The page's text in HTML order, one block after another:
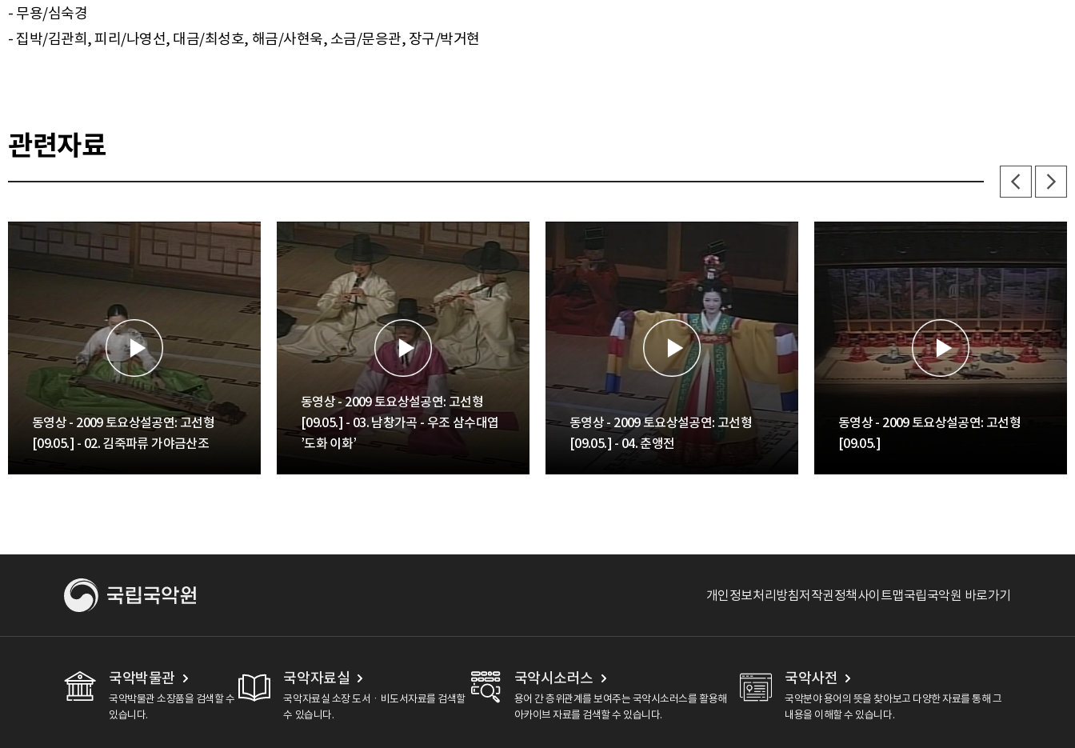
- 무용/심숙경
- 집박/김관희, 피리/나영선, 대금/최성호, 해금/사현욱, 소금/문응관, 장구/박거현
관련자료
동영상 - 2009 토요상설공연: 고선형
[09.05.] - 02. 김죽파류 가야금산조
동영상 - 2009 토요상설공연: 고선형
[09.05.] - 03. 남창가곡 - 우조 삼수대엽
’도화 이화’
동영상 - 2009 토요상설공연: 고선형
[09.05.] - 04. 춘앵전
동영상 - 2009 토요상설공연: 고선형
[09.05.]
개인정보처리방침저작권정책사이트맵국립국악원 바로가기
국악박물관
국악박물관 소장품을 검색할 수
있습니다.
국악자료실
국악자료실 소장 도서ㆍ비도서자료를 검색할
수 있습니다.
국악시소러스
용어 간 층위관계를 보여주는 국악시소러스를 활용해
아카이브 자료를 검색할 수 있습니다.
국악사전
국악분야 용어의 뜻을 찾아보고 다양한 자료를 통해 그
내용을 이해할 수 있습니다.